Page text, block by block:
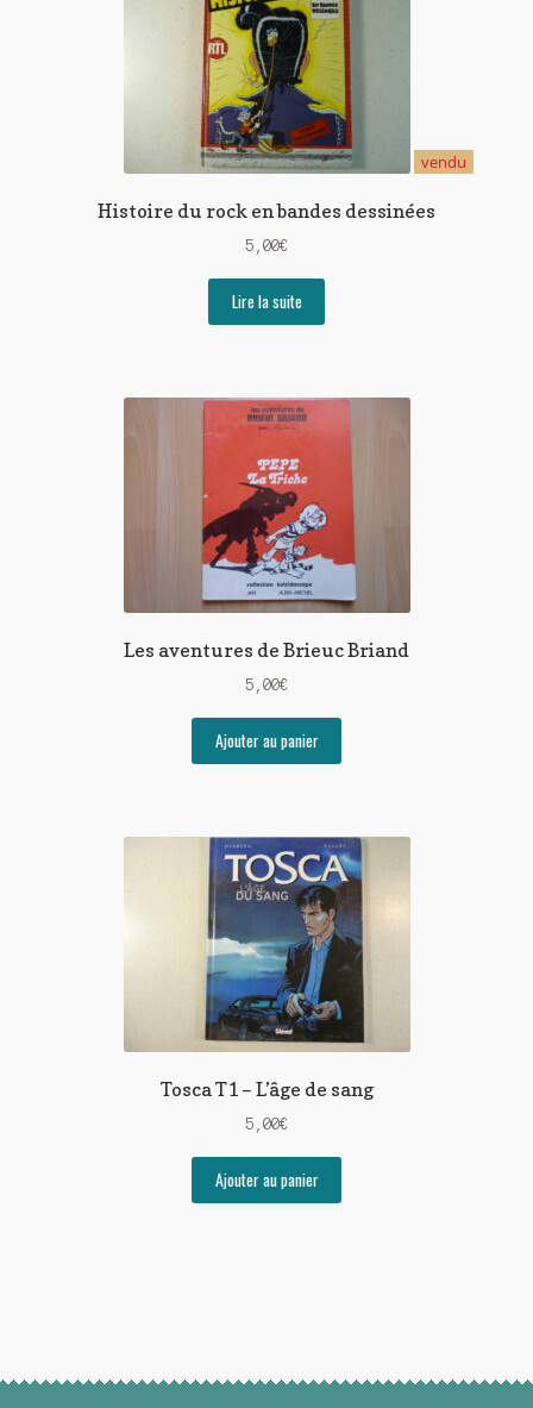
vendu
Histoire du rock en bandes dessinées
5,00€
Lire la suite
Les aventures de Brieuc Briand
5,00€
Ajouter au panier
Tosca T1 – L’âge de sang
5,00€
Ajouter au panier